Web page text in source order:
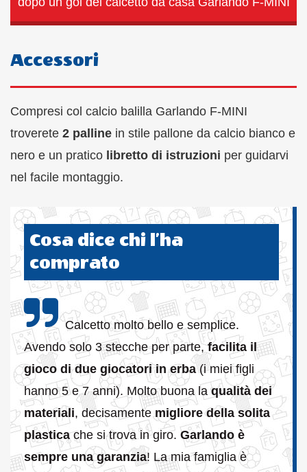
Accessori
Compresi col calcio balilla Garlando F-MINI
troverete 2 palline in stile pallone da calcio bianco e
nero e un pratico libretto di istruzioni per guidarvi
nel facile montaggio.
Cosa dice chi l’ha
comprato
Calcetto molto bello e semplice.
Avendo solo 3 stecche per parte,facilita il
gioco di due giocatori in erba(i miei figli
hanno 5 e 7 anni). Molto buona laqualità dei
materiali, decisamentemigliore della solita
plasticache si trova in giro. Garlando è
sempre una garanzia! La mia famiglia è